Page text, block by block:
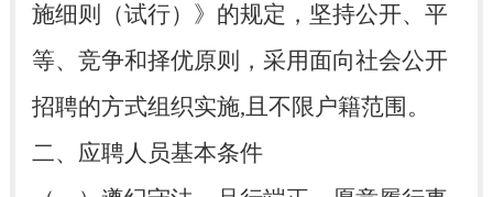
施细则（试行）》的规定，坚持公开、平
等、竞争和择优原则，采用面向社会公开
招聘的方式组织实施,且不限户籍范围。
二、应聘人员基本条件